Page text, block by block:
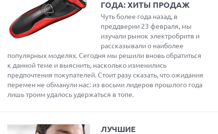
ГОДА: ХИТЫ ПРОДАЖ
Чуть более года назад, в
преддверии 23 февраля, мы
изучали рынок электробритв и
рассказывали о наиболее
популярных моделях. Сегодня мы решили вновь обратиться
к данной теме и выяснить, насколько изменились
предпочтения покупателей. Стоит разу сказать, что ожидания
перемен не обманули нас: из восьми лидеров прошлого года
лишь троим удалось удержаться в топе.
ЛУЧШИЕ